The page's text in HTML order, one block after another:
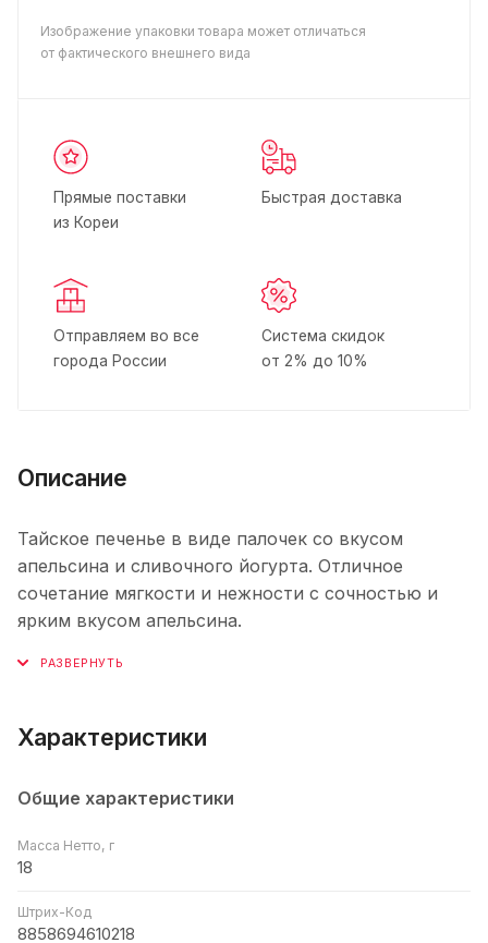
Изображение упаковки товара может отличаться
от фактического внешнего вида
Прямые поставки
из Кореи
Быстрая доставка
Отправляем во все
города России
Система скидок
от 2% до 10%
Описание
Тайское печенье в виде палочек со вкусом
апельсина и сливочного йогурта. Отличное
сочетание мягкости и нежности с сочностью и
ярким вкусом апельсина.
Характеристики
Общие характеристики
Масса Нетто, г
18
Штрих-Код
8858694610218